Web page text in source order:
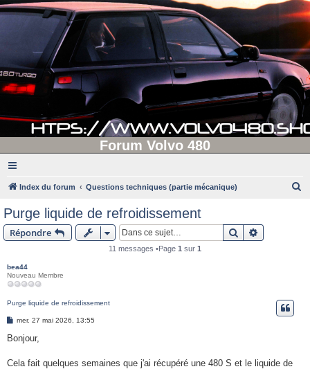
Forum Volvo 480
Index du forum Questions techniques (partie mécanique)
Purge liquide de refroidissement
Répondre Rechercher
11 messages •Page 1 sur 1
bea44
Nouveau Membre
Purge liquide de refroidissement
M
s
g
mer. 27 mai 2026, 13:55
Bonjour,
Cela fait quelques semaines que j'ai récupéré une 480 S et le liquide de